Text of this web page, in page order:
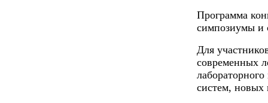
Программа
симпозиумы и
Для
современных
систем, новых